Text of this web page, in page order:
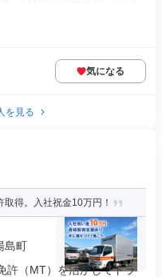
気になる
を見る
得。入社祝金10万円！
島町
許（MT）を活かしてドラ